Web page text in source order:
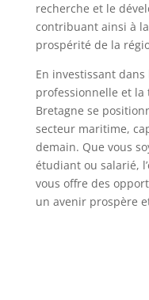
recherche et le
contribuant ainsi à
prospérité de la
En investissant
professionnelle et
Bretagne se
secteur maritime,
demain. Que vous
étudiant ou salarié,
vous offre des
un avenir prospère